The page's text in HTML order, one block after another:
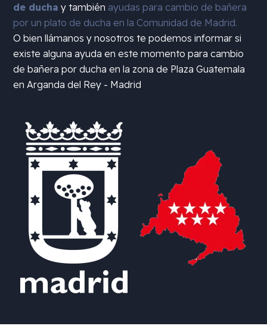
de ducha y también ayudas para cambio de bañera
por un plato de ducha en la Comunidad de Madrid.
O bien llámanos y nosotros te podemos informar si
existe alguna ayuda en este momento para cambio
de bañera por ducha en la zona de Plaza Guatemala
en Arganda del Rey - Madrid